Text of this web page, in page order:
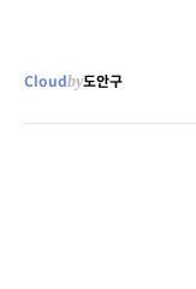
Cloudby도안구